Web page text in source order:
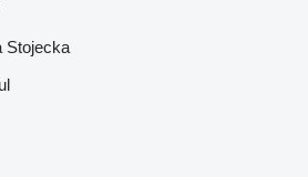
Stojecka